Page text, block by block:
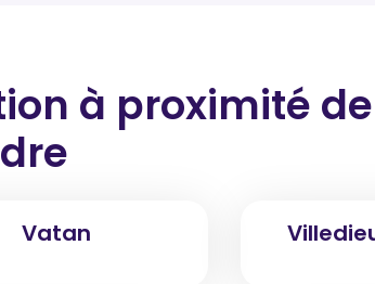
à proximité
Vatan